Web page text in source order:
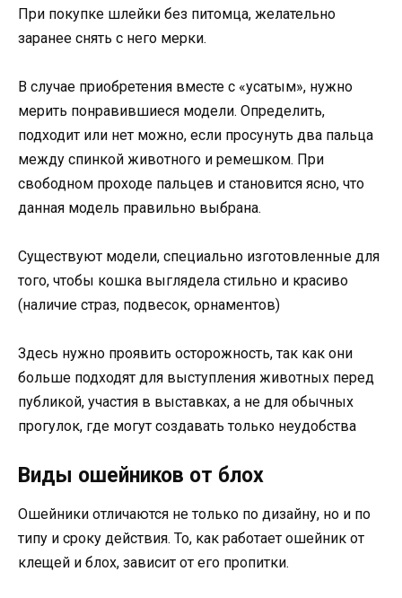
При покупке шлейки без питомца, желательно
заранее снять с него мерки.
В случае приобретения вместе с «усатым», нужно
мерить понравившиеся модели. Определить,
подходит или нет можно, если просунуть два пальца
между спинкой животного и ремешком. При
свободном проходе пальцев и становится ясно, что
данная модель правильно выбрана.
Существуют модели, специально изготовленные для
того, чтобы кошка выглядела стильно и красиво
(наличие страз, подвесок, орнаментов)
Здесь нужно проявить осторожность, так как они
больше подходят для выступления животных перед
публикой, участия в выставках, а не для обычных
прогулок, где могут создавать только неудобства
Виды ошейников от блох
Ошейники отличаются не только по дизайну, но и по
типу и сроку действия. То, как работает ошейник от
клещей и блох, зависит от его пропитки.